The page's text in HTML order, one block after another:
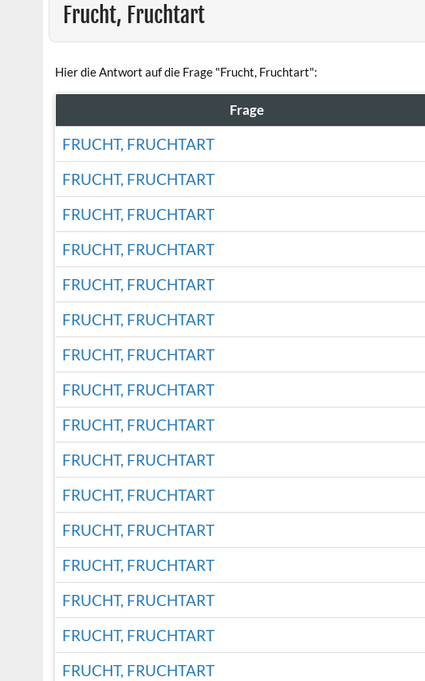
Frucht, Fruchtart
Hier die Antwort auf die Frage "Frucht, Fruchtart":
Frage
FRUCHT, FRUCHTART
FRUCHT, FRUCHTART
FRUCHT, FRUCHTART
FRUCHT, FRUCHTART
FRUCHT, FRUCHTART
FRUCHT, FRUCHTART
FRUCHT, FRUCHTART
FRUCHT, FRUCHTART
FRUCHT, FRUCHTART
FRUCHT, FRUCHTART
FRUCHT, FRUCHTART
FRUCHT, FRUCHTART
FRUCHT, FRUCHTART
FRUCHT, FRUCHTART
FRUCHT, FRUCHTART
FRUCHT, FRUCHTART